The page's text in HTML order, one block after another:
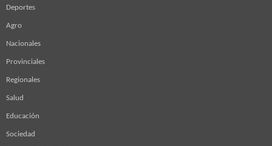
Deportes
Agro
Nacionales
Provinciales
Regionales
Salud
Educación
Sociedad